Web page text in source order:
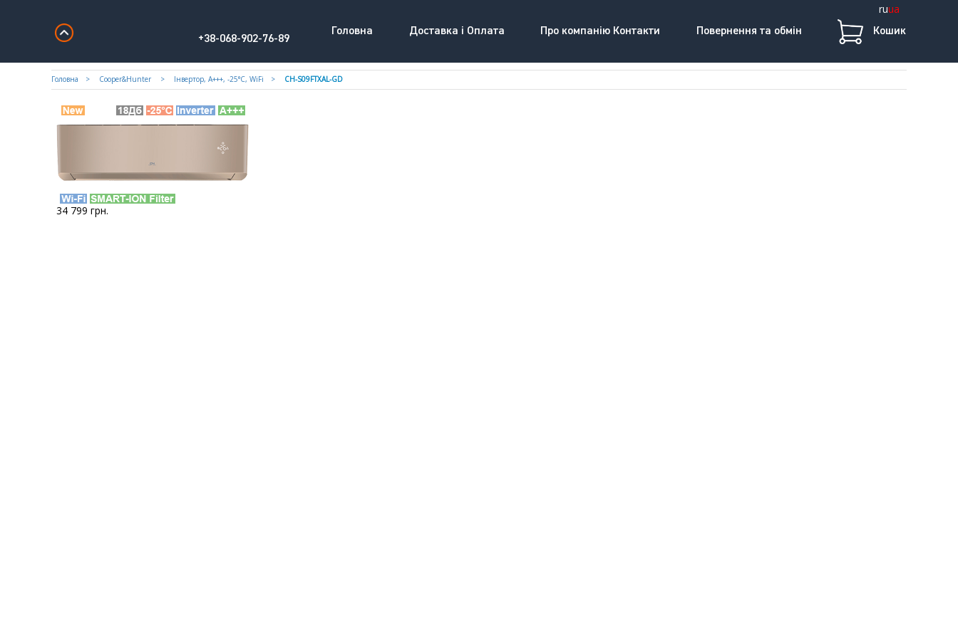
ruua
+38-068-902-76-89
Головна Доставка і Оплата Про компанію Контакти Повернення та обмін Кошик
Головна Cooper&Hunter Iнвертор, А+++, -25°С, WiFi CH-S09FTXAL-GD
34 799 грн.